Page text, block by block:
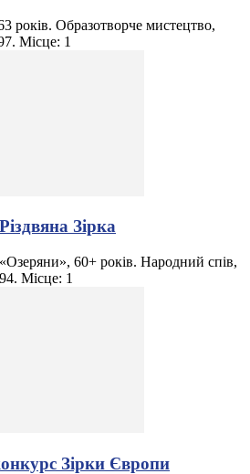
років. Образотворче мистецтво,
Місце: 1
Зірка
60+ років. Народний спів,
Місце: 1
Зірки Європи